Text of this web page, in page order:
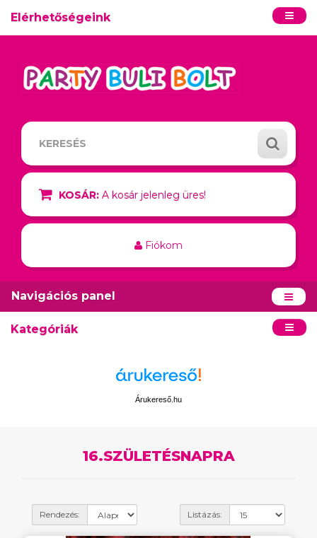
Elérhetőségeink
KOSÁR: A kosár jelenleg üres!
Fiókom
Navigációs panel
Kategóriák
Árukereső.hu
16.SZÜLETÉSNAPRA
Rendezés: Listázás: